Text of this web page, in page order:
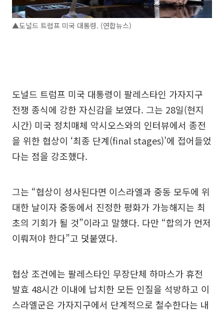
▲도널드 트럼프 미국 대통령. (연합뉴스)
도널드 트럼프 미국 대통령이 팔레스타인 가자지구
전쟁 종식에 강한 자신감을 보였다. 그는 28일(현지
시간) 미국 정치매체 악시오스와의 인터뷰에서 종전
을 위한 협상이 ‘최종 단계(final stages)’에 접어들었
다는 점을 강조했다.
그는 “협상이 성사된다면 이스라엘과 중동 모두에 위
대한 날이자 중동에서 진정한 평화가 가능해지는 최
초의 기회가 될 것”이라고 말했다. 다만 “합의가 먼저
이뤄져야 한다”고 덧붙였다.
협상 조건에는 팔레스타인 무장단체 하마스가 휴전
발효 48시간 이내에 납치한 모든 인질을 석방하고 이
스라엘군은 가자지구에서 단계적으로 철수한다는 내